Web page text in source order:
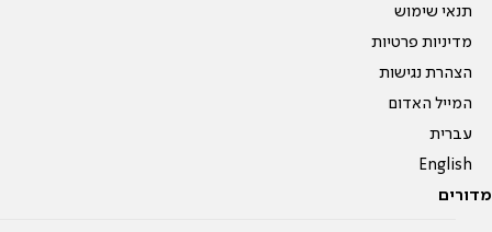
תנאי שימוש
מדיניות פרטיות
הצהרת נגישות
המייל האדום
עברית
English
מדורים